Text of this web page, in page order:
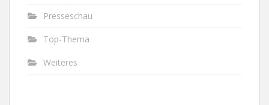
Presseschau
Top-Thema
Weiteres